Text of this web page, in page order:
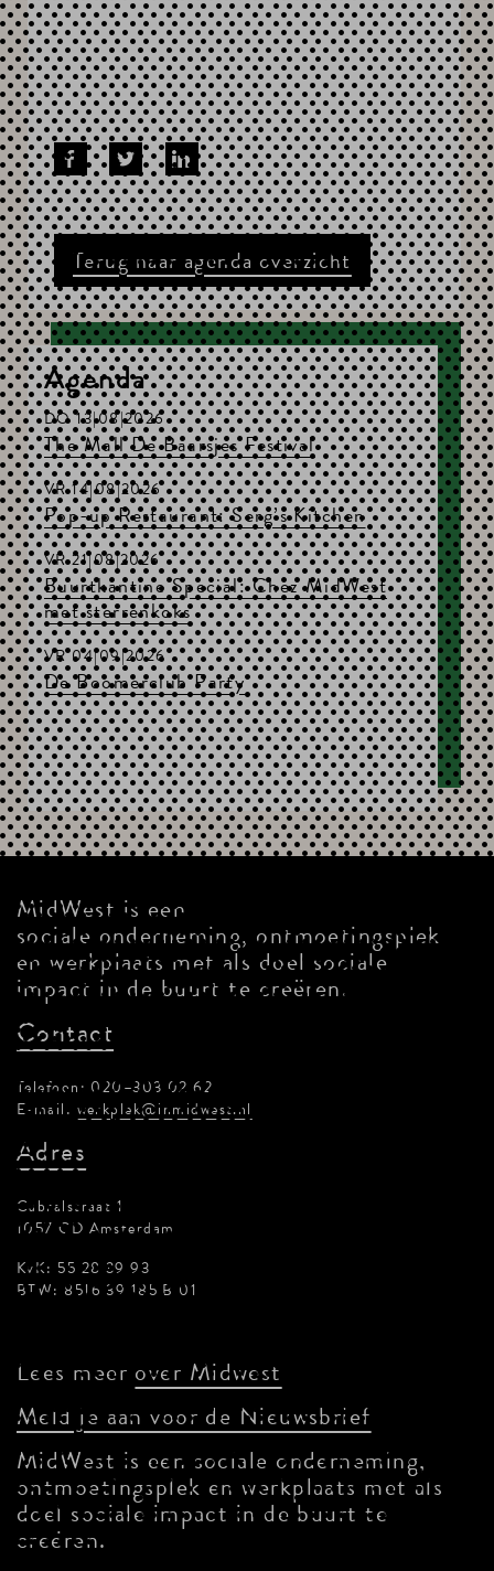
Terug naar agenda overzicht
Agenda
DO 13|08|2026
The Mall De Baarsjes Festival
VR 14|08|2026
Pop-up Restaurant: Serg’s Kitchen
VR 21|08|2026
Buurtkantine Special: Chez MidWest
met sterrenkoks
VR 04|09|2026
De Boomerclub Party
MidWest is een
sociale onderneming, ontmoetingsplek
en werkplaats met als doel sociale
impact in de buurt te creëren.
Contact
Telefoon: 020–303 02 62
E-mail: werkplek@inmidwest.nl
Adres
Cabralstraat 1
1057 CD Amsterdam
KvK: 55 28 39 93
BTW: 8516 39 185 B 01
Lees meer over Midwest
Meld je aan voor de Nieuwsbrief
MidWest is een sociale onderneming,
ontmoetingsplek en werkplaats met als
doel sociale impact in de buurt te
creëren.